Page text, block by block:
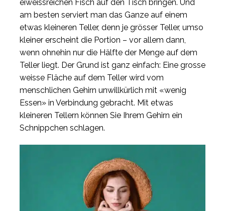
eiweissreichen Fisch auf den Tisch bringen. Und
am besten serviert man das Ganze auf einem
etwas kleineren Teller, denn je grösser Teller, umso
kleiner erscheint die Portion – vor allem dann,
wenn ohnehin nur die Hälfte der Menge auf dem
Teller liegt. Der Grund ist ganz einfach: Eine grosse
weisse Fläche auf dem Teller wird vom
menschlichen Gehirn unwillkürlich mit «wenig
Essen» in Verbindung gebracht. Mit etwas
kleineren Tellern können Sie Ihrem Gehirn ein
Schnippchen schlagen.